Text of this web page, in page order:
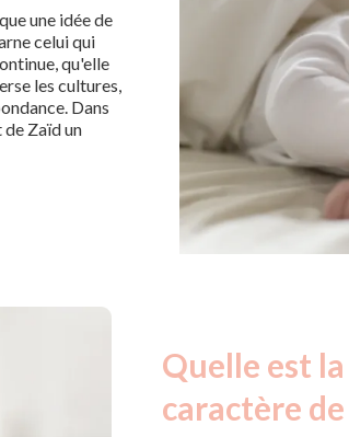
une idée de
celui qui
qu'elle
les cultures,
Dans
Zaïd un
Quelle est
caractère de